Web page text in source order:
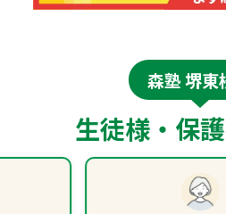
森塾 堺東
生徒様・保